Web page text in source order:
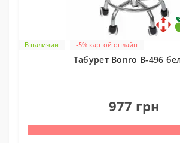
В наличии -5% картой онлайн
Табурет Bonro B-496
977 грн